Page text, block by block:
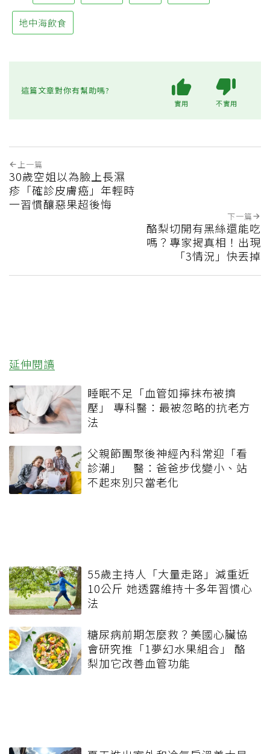
地中海飲食
這篇文章對你有幫助嗎?
實用 不實用
上一篇
30歲空姐以為臉上長濕
疹「確診皮膚癌」年輕時
一習慣釀惡果超後悔
下一篇
酪梨切開有黑絲還能吃
嗎？專家揭真相！出現
「3情況」快丟掉
延伸閱讀
睡眠不足「血管如擰抹布被擠
壓」 專科醫：最被忽略的抗老方
法
父親節團聚後神經內科常迎「看
診潮」 醫：爸爸步伐變小、站
不起來別只當老化
55歲主持人「大量走路」減重近
10公斤 她透露維持十多年習慣心
法
糖尿病前期怎麼救？美國心臟協
會研究推「1夢幻水果組合」 酪
梨加它改善血管功能